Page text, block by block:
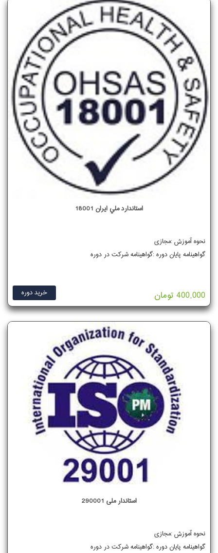
استاندارد ملي ايران 18001
نحوه آموزش :مجازی
گواهینامه پایان دوره :گواهینامه شرکت در دوره
خرید دوره 400,000 تومان
استاندار ملی 290001
نحوه آموزش :مجازی
گواهینامه پایان دوره :گواهینامه شرکت در دوره